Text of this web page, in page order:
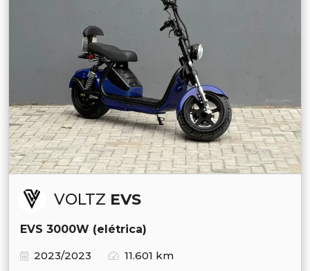
VOLTZ EVS
EVS 3000W (elétrica)
2023/2023
11.601 km